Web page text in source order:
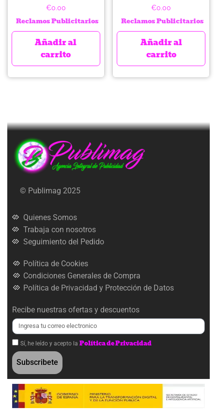
€0.00
Reclamos Publicitarios
Añadir al
carrito
€0.00
Reclamos Publicitarios
Añadir al
carrito
© Publimag 2025
Quienes Somos
Trabaja con nosotros
Seguimiento del Pedido
Política de Cookies
Condiciones Generales de Compra
Política de Privacidad y Protección de Datos
Recibe nuestras ofertas y descuentos
Sí, he leído y acepto la Política de Privacidad
Subscribete